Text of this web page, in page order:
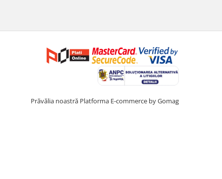
Prăvălia noastră Platforma E-commerce by Gomag